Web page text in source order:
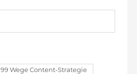
99 Wege Content-Strategie